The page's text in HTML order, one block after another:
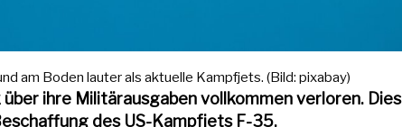
am Boden lauter als aktuelle Kampfjets. (Bild: pixabay)
über ihre Militärausgaben vollkommen verloren. Dies
des US-Kampfjets F-35.